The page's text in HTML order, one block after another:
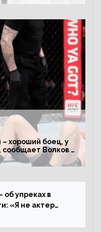
хороший боец, у
Волков –
об упреках в
«Я не актер